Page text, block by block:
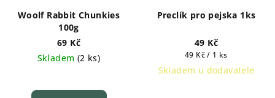
Woolf Rabbit Chunkies
100g
69 Kč
Skladem (2 ks)
Preclík pro pejska 1ks
49 Kč
Měrná
cena:
49 Kč / 1 ks
Skladem u dodavatele